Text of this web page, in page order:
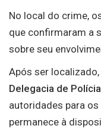
No local do crime,
que confirmaram a
sobre seu
Após ser localizado,
Delegacia de
autoridades para os
permanece à